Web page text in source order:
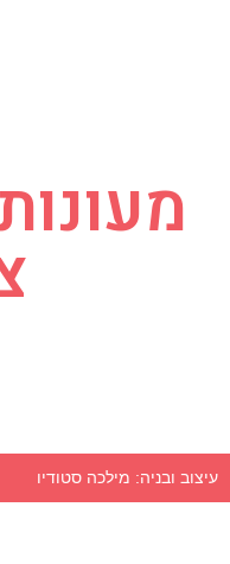
עיצוב ובניה: מילכה סטודיו